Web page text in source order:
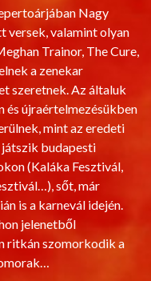
Nagy
versek, valamint olyan
Trainor, The Cure,
a zenekar
szeretnek. Az általuk
és újraértelmezésükben
mint az eredeti
játszik budapesti
(Kaláka Fesztivál,
sőt, már
is a karnevál idején.
jelenetből
ritkán szomorkodik a